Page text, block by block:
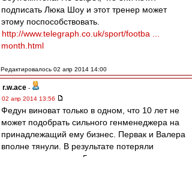
подписать Люка Шоу и этот тренер может
этому поспособствовать.
http://www.telegraph.co.uk/sport/footba ...
month.html
Редактировалось 02 апр 2014 14:00
r.w.ace -
02 апр 2014 13:56
Федун виноват только в одном, что 10 лет не
может подобрать сильного генменеджера на
принадлежащий ему бизнес. Первак и Валера
вполне тянули. В результате потеряли
хорошего гендира и 5 лет с нетренером.